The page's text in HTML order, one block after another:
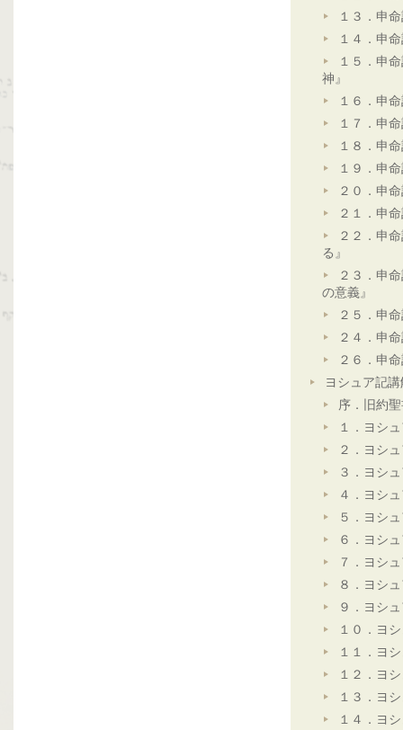
１３．申
１４．申
１５．申
神』
１６．申
１７．申
１８．申
１９．申
２０．申
２１．申
２２．申
る』
２３．申
の意義』
２５．申
２４．申
２６．申
ヨシュア記講
序．旧約
１．ヨシ
２．ヨシ
３．ヨシ
４．ヨシ
５．ヨシ
６．ヨシ
７．ヨシ
８．ヨシ
９．ヨシ
１０．ヨ
１１．ヨ
１２．ヨ
１３．ヨ
１４．ヨ